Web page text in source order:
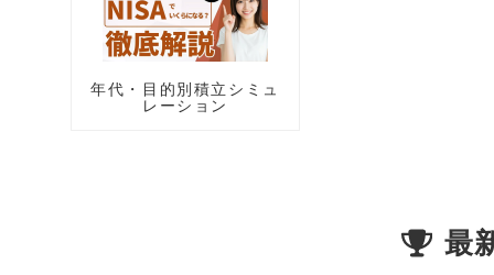
年代・目的別積立シミュ
レーション
最